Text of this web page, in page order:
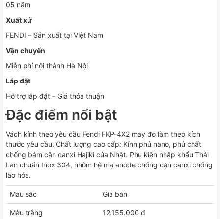
05 năm
Xuất xứ
FENDI – Sản xuất tại Việt Nam
Vận chuyển
Miễn phí nội thành Hà Nội
Lắp đặt
Hỗ trợ lắp đặt – Giá thỏa thuận
Đặc điểm nổi bật
Vách kính theo yêu cầu Fendi FKP-4X2 may đo làm theo kích
thước yêu cầu. Chất lượng cao cấp: Kính phủ nano, phủ chất
chống bám cặn canxi Hajiki của Nhật. Phụ kiện nhập khẩu Thái
Lan chuẩn Inox 304, nhôm hệ mạ anode chống cặn canxi chống
lão hóa.
Màu sắc Giá bán
Màu trắng 12.155.000 đ